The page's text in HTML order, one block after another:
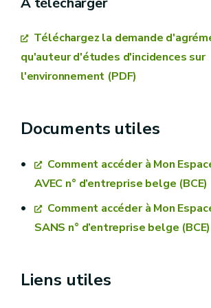
renouvellement
en cours
Comment effectuer l'envoi de votre
Téléchargez la demande
qu'auteur d'études d'incidences sur
l'environnement (PDF)
Documents utiles
Comment accéder à Mon
AVEC n° d’entreprise belge (BCE)
Comment accéder à Mon
SANS n° d’entreprise belge (BCE)
Liens utiles